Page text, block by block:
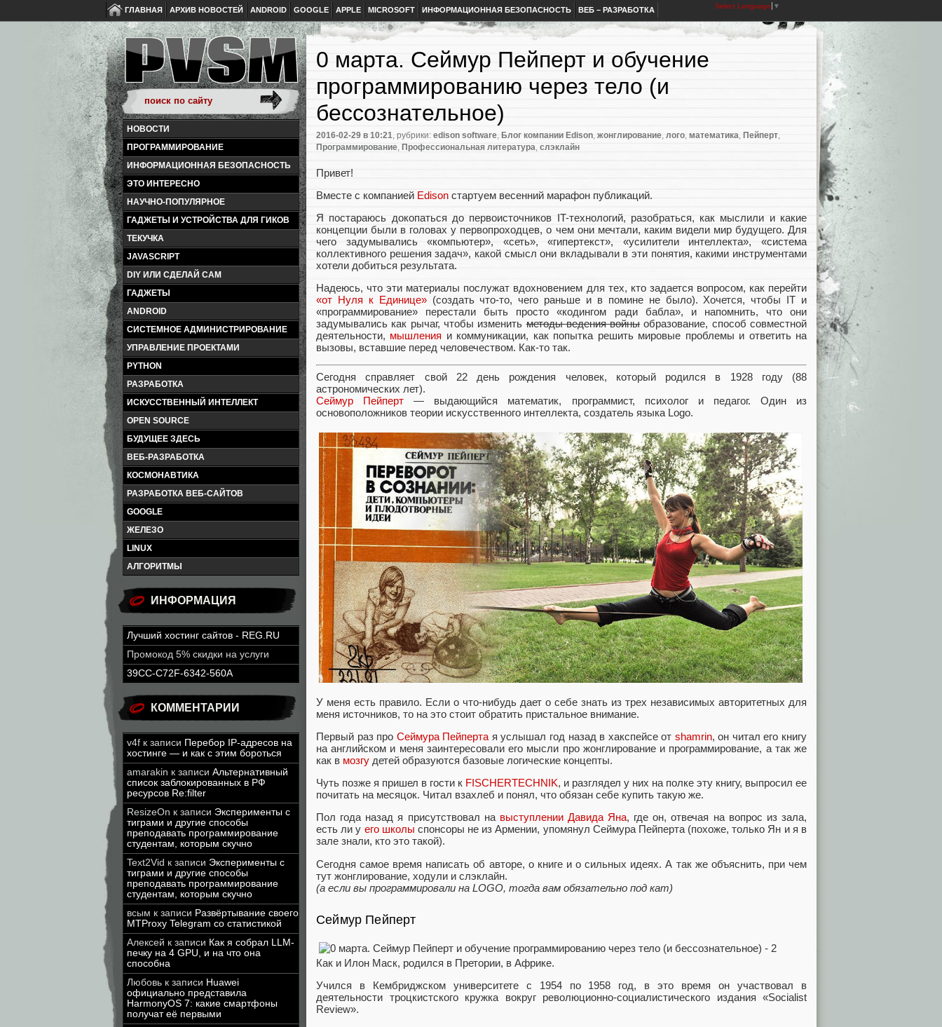
ГЛАВНАЯ АРХИВ НОВОСТЕЙ ANDROID GOOGLE APPLE MICROSOFT ИНФОРМАЦИОННАЯ БЕЗОПАСНОСТЬ ВЕБ – РАЗРАБОТКА Select Language ▼
НОВОСТИ
ПРОГРАММИРОВАНИЕ
ИНФОРМАЦИОННАЯ БЕЗОПАСНОСТЬ
ЭТО ИНТЕРЕСНО
НАУЧНО-ПОПУЛЯРНОЕ
ГАДЖЕТЫ И УСТРОЙСТВА ДЛЯ ГИКОВ
ТЕКУЧКА
JAVASCRIPT
DIY ИЛИ СДЕЛАЙ САМ
ГАДЖЕТЫ
ANDROID
СИСТЕМНОЕ АДМИНИСТРИРОВАНИЕ
УПРАВЛЕНИЕ ПРОЕКТАМИ
PYTHON
РАЗРАБОТКА
ИСКУССТВЕННЫЙ ИНТЕЛЛЕКТ
OPEN SOURCE
БУДУЩЕЕ ЗДЕСЬ
ВЕБ-РАЗРАБОТКА
КОСМОНАВТИКА
РАЗРАБОТКА ВЕБ-САЙТОВ
GOOGLE
ЖЕЛЕЗО
LINUX
АЛГОРИТМЫ
ИНФОРМАЦИЯ
Лучший хостинг сайтов - REG.RU
Промокод 5% скидки на услуги
39CC-C72F-6342-560A
КОММЕНТАРИИ
v4f к записи Перебор IP-адресов на
хостинге — и как с этим бороться
amarakin к записи Альтернативный
список заблокированных в РФ
ресурсов Re:filter
ResizeOn к записи Эксперименты с
тиграми и другие способы
преподавать программирование
студентам, которым скучно
Text2Vid к записи Эксперименты с
тиграми и другие способы
преподавать программирование
студентам, которым скучно
всым к записи Развёртывание своего
MTProxy Telegram со статистикой
Алексей к записи Как я собрал LLM-
печку на 4 GPU, и на что она
способна
Любовь к записи Huawei
официально представила
HarmonyOS 7: какие смартфоны
получат её первыми
0 марта. Сеймур Пейперт и обучение
программированию через тело (и
бессознательное)
2016-02-29 в 10:21, рубрики: edison software, Блог компании Edison, жонглирование, лого, математика, Пейперт,
Программирование, Профессиональная литература, слэклайн
Привет!
Вместе с компанией Edison стартуем весенний марафон публикаций.
Я постараюсь докопаться до первоисточников IT-технологий, разобраться, как мыслили и какие
концепции были в головах у первопроходцев, о чем они мечтали, каким видели мир будущего. Для
чего задумывались «компьютер», «сеть», «гипертекст», «усилители интеллекта», «система
коллективного решения задач», какой смысл они вкладывали в эти понятия, какими инструментами
хотели добиться результата.
Надеюсь, что эти материалы послужат вдохновением для тех, кто задается вопросом, как перейти
«от Нуля к Единице»(создать что-то, чего раньше и в помине не было). Хочется, чтобы IT и
«программирование» перестали быть просто «кодингом ради бабла», и напомнить, что они
задумывались как рычаг, чтобы изменитьметоды ведения войны образование, способ совместной
деятельности, мышления и коммуникации, как попытка решить мировые проблемы и ответить на
вызовы, вставшие перед человечеством. Как-то так.
Сегодня справляет свой 22 день рождения человек, который родился в 1928 году (88
астрономических лет).
Сеймур Пейперт — выдающийся математик, программист, психолог и педагог. Один из
основоположников теории искусственного интеллекта, создатель языка Logo.
У меня есть правило. Если о что-нибудь дает о себе знать из трех независимых авторитетных для
меня источников, то на это стоит обратить пристальное внимание.
Первый раз про Сеймура Пейперта я услышал год назад в хакспейсе от shamrin, он читал его книгу
на английском и меня заинтересовали его мысли про жонглирование и программирование, а так же
как в мозгу детей образуются базовые логические концепты.
Чуть позже я пришел в гости к FISCHERTECHNIK, и разглядел у них на полке эту книгу, выпросил ее
почитать на месяцок. Читал взахлеб и понял, что обязан себе купить такую же.
Пол года назад я присутствовал на выступлении Давида Яна, где он, отвечая на вопрос из зала,
есть ли у его школы спонсоры не из Армении, упомянул Сеймура Пейперта (похоже, только Ян и я в
зале знали, кто это такой).
Сегодня самое время написать об авторе, о книге и о сильных идеях. А так же объяснить, при чем
тут жонглирование, ходули и слэклайн.
(а если вы программировали на LOGO, тогда вам обязательно под кат)
Сеймур Пейперт
Как и Илон Маск, родился в Претории, в Африке.
Учился в Кембриджском университете с 1954 по 1958 год, в это время он участвовал в
деятельности троцкистского кружка вокруг революционно-социалистического издания «Socialist
Review».